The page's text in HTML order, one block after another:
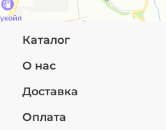
Каталог
О нас
Доставка
Оплата